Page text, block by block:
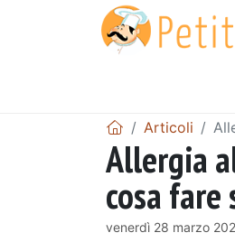
Articoli
Allergia
cosa
venerdì 28 marzo